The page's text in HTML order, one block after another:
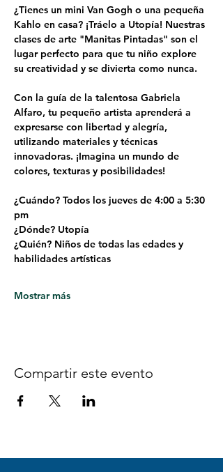
¿Tienes un mini Van Gogh o una pequeña
Kahlo en casa? ¡Tráelo a Utopía! Nuestras
clases de arte "Manitas Pintadas" son el
lugar perfecto para que tu niño explore
su creatividad y se divierta como nunca.
Con la guía de la talentosa Gabriela
Alfaro, tu pequeño artista aprenderá a
expresarse con libertad y alegría,
utilizando materiales y técnicas
innovadoras. ¡Imagina un mundo de
colores, texturas y posibilidades!
¿Cuándo? Todos los jueves de 4:00 a 5:30
pm
¿Dónde? Utopía
¿Quién? Niños de todas las edades y
habilidades artísticas
Mostrar más
Compartir este evento